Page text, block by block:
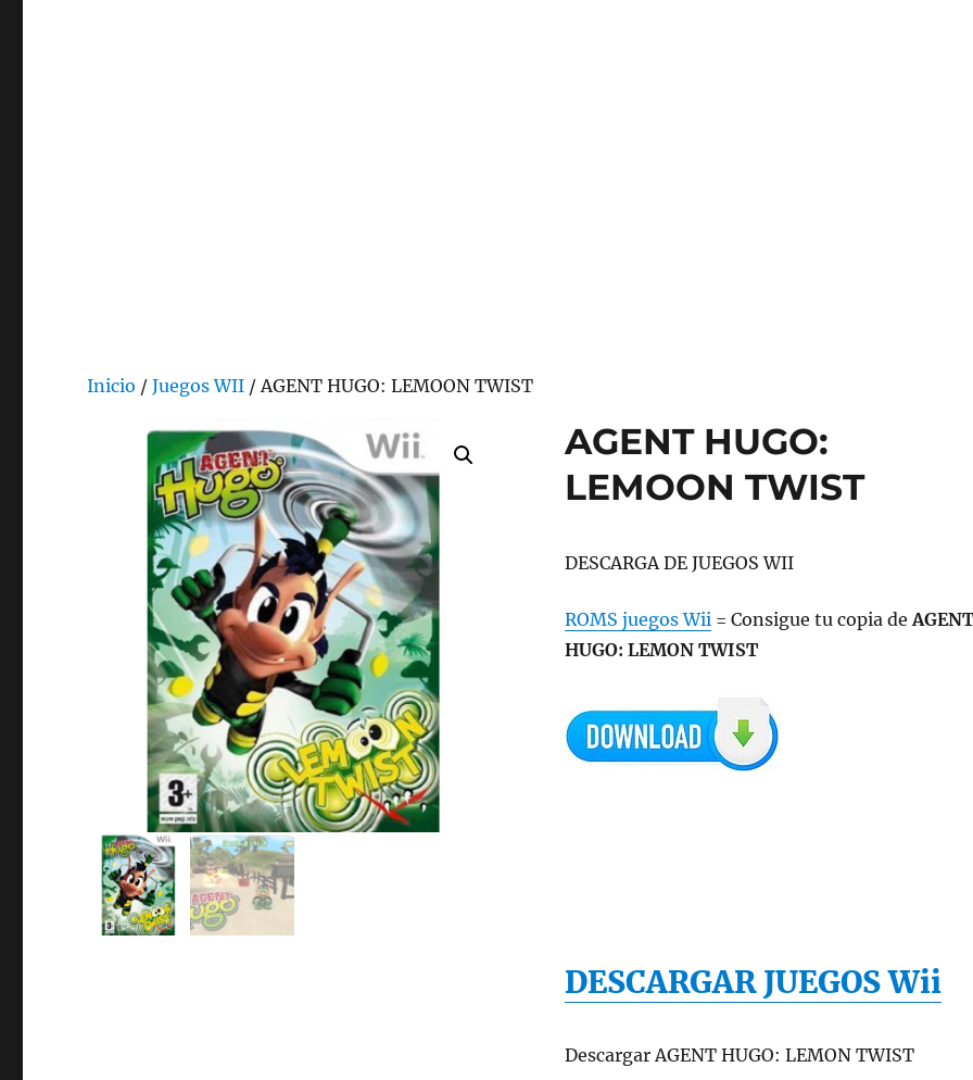
Inicio /Juegos WII / AGENT HUGO: LEMOON TWIST
AGENT HUGO:
LEMOON TWIST
DESCARGA DE JUEGOS WII
ROMS juegos Wii= Consigue tu copia deAGENT
HUGO: LEMON TWIST
DESCARGAR JUEGOS Wii
Descargar AGENT HUGO: LEMON TWIST